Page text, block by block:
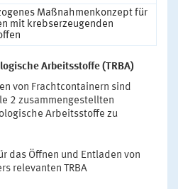
Maßnahmenkonzept für
mit krebserzeugenden
Arbeitsstoffe (TRBA)
von Frachtcontainern sind
2 zusammengestellten
Arbeitsstoffe zu
das Öffnen und Entladen von
relevanten TRBA